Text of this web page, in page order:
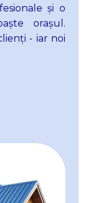
și o
orașul.
- iar noi